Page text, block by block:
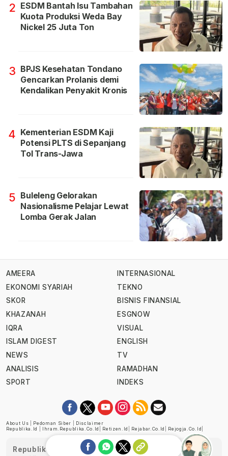
2 ESDM Bantah Isu Tambahan
Kuota Produksi Weda Bay
Nickel 25 Juta Ton
3 BPJS Kesehatan Tondano
Gencarkan Prolanis demi
Kendalikan Penyakit Kronis
4 Kementerian ESDM Kaji
Potensi PLTS di Sepanjang
Tol Trans-Jawa
5 Buleleng Gelorakan
Nasionalisme Pelajar Lewat
Lomba Gerak Jalan
AMEERA
EKONOMI SYARIAH
SKOR
KHAZANAH
IQRA
ISLAM DIGEST
NEWS
ANALISIS
SPORT
INTERNASIONAL
TEKNO
BISNIS FINANSIAL
ESGNOW
VISUAL
ENGLISH
TV
RAMADHAN
INDEKS
About Us Pedoman Siber
Disclaimer
Republika.id
Ihram.republika.co.id Retizen.id Rejabar.co.id Rejogja.co.id
Republika telah diverifikasi oleh Dewan Pers